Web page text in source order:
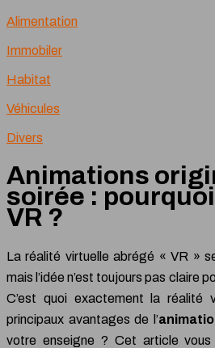
Alimentation
Immobiler
Habitat
Véhicules
Divers
Animations
soirée :
VR ?
La réalité virtuelle abrégé « VR »
mais l’idée n’est toujours pas claire
C’est quoi exactement la réalité
principaux avantages de l’
votre enseigne ? Cet article